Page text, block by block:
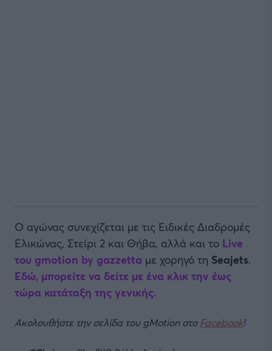
Ο αγώνας συνεχίζεται με τις Ειδικές Διαδρομές
Ελικώνας, Στείρι 2 και Θήβα, αλλά και το Live
του gmotion by gazzetta με χορηγό τη Seajets.
Εδώ, μπορείτε να δείτε με ένα κλικ την έως
τώρα κατάταξη της γενικής.
Ακολουθήστε την σελίδα του gMotion στο Facebook!